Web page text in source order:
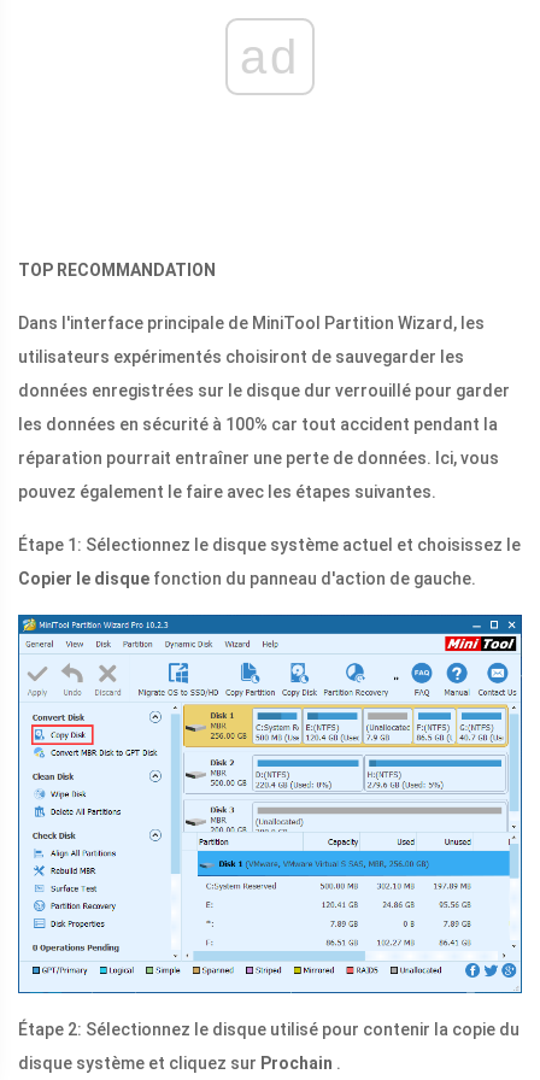
ad
TOP RECOMMANDATION
Dans l'interface principale de MiniTool Partition Wizard, les
utilisateurs expérimentés choisiront de sauvegarder les
données enregistrées sur le disque dur verrouillé pour garder
les données en sécurité à 100% car tout accident pendant la
réparation pourrait entraîner une perte de données. Ici, vous
pouvez également le faire avec les étapes suivantes.
Étape 1: Sélectionnez le disque système actuel et choisissez le
Copier le disque fonction du panneau d'action de gauche.
Étape 2: Sélectionnez le disque utilisé pour contenir la copie du
disque système et cliquez sur Prochain .